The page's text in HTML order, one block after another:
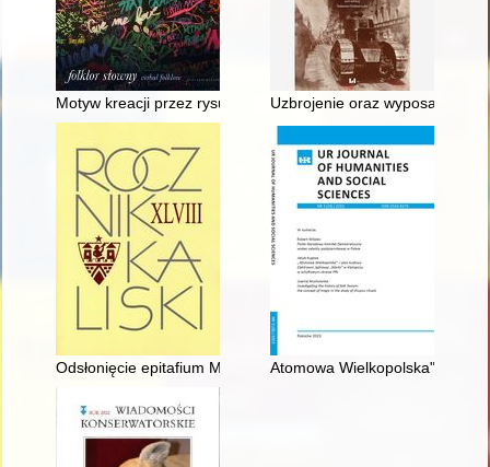
Motyw kreacji przez rysunek w folklorze polskim i
Uzbrojenie oraz wyposażenie
Odsłonięcie epitafium Mieszka III Starego w katedrze kaliskiej
Atomowa Wielkopolska" : plan